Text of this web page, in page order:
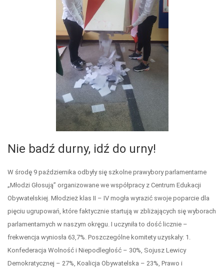
Nie badź durny, idź do urny!
W środę 9 października odbyły się szkolne prawybory parlamentarne
„Młodzi Głosują” organizowane we współpracy z Centrum Edukacji
Obywatelskiej. Młodzież klas II – IV mogła wyrazić swoje poparcie dla
pięciu ugrupowań, które faktycznie startują w zbliżających się wyborach
parlamentarnych w naszym okręgu. I uczyniła to dość licznie –
frekwencja wyniosła 63,7%. Poszczególne komitety uzyskały: 1.
Konfederacja Wolność i Niepodległość – 30%, Sojusz Lewicy
Demokratycznej – 27%, Koalicja Obywatelska – 23%, Prawo i